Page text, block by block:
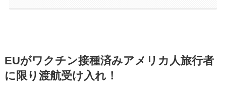
EUがワクチン接種済みアメリカ人旅行者
に限り渡航受け入れ！